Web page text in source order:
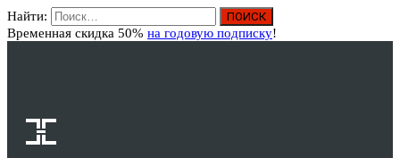
Найти:
Временная скидка 50% на годовую подписку!